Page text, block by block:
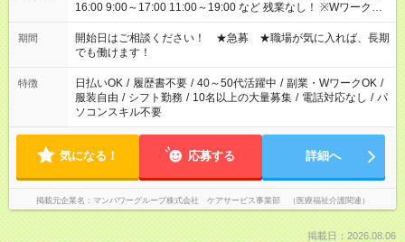
16:00 9:00～17:00 11:00～19:00 など 残業なし！ ※Wワークの
場合、他のお仕事と合わせ週40時間超の就業はご案内できませ
ん ※法令に基づき、週20時間以上勤務は社会保険への加入対象
となります ※労働者派遣法（日雇い派遣の原則禁止）により、
短時間・短期間の就業はご案内が難しい場合があります
期間
開始日はご相談ください！ ★急募 ★職場が気に入れば、長期
でも働けます！
特徴 日払いOK / 履歴書不要 / 40～50代活躍中 / 副業・WワークOK /
服装自由 / シフト勤務 / 10名以上の大量募集 / 電話対応なし / パ
ソコンスキル不要
気になる！ 応募する 詳細へ
掲載元企業名 マンパワーグループ株式会社 ケアサービス事業部 （医療福祉介護関連）
掲載日：2026.08.06